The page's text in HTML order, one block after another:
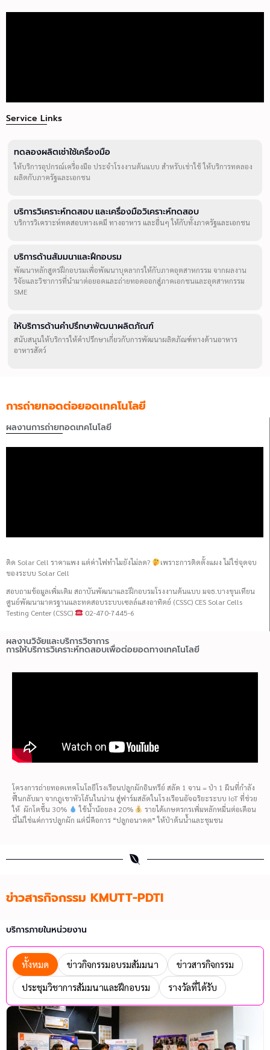
Service Links
ทดลองผลิตเช่าใช้เครื่องมือ
ให้บริการอุปกรณ์เครื่องมือ ประจำโรงงานต้นแบบ สำหรับเช่าใช้ ให้บริการทดลอง
ผลิตกับภาครัฐและเอกชน
บริการวิเคราะห์ทดสอบ และเครื่องมือวิเคราะห์ทดสอบ
บริการวิเคราะห์ทดสอบทางเคมี ทางอาหาร และอื่นๆ ให้กับทั้งภาครัฐและเอกชน
บริการด้านสัมมนาและฝึกอบรม
พัฒนาหลักสูตรฝึกอบรมเพื่อพัฒนาบุคลากรให้กับภาคอุตสาหกรรม จากผลงาน
วิจัยและวิชาการที่นำมาต่อยอดและถ่ายทอดออกสู่ภาคเอกชนและอุตสาหกรรม
SME
ให้บริการด้านคำปรึกษาพัฒนาผลิตภัณฑ์
สนับสนุนให้บริการให้คำปรึกษาเกี่ยวกับการพัฒนาผลิตภัณฑ์ทางด้านอาหาร
อาหารสัตว์
การถ่ายทอดต่อยอดเทคโนโลยี
ผลงานการถ่ายทอดเทคโนโลยี
ติด Solar Cell ราคาแพง แต่ค่าไฟทำไมยังไม่ลด?
เพราะการติดตั้งแผง ไม่ใช่จุดจบ
ของระบบ Solar Cell
สอบถามข้อมูลเพิ่มเติม สถาบันพัฒนาและฝึกอบรมโรงงานต้นแบบ มจธ.บางขุนเทียน
ศูนย์พัฒนามาตรฐานและทดสอบระบบเซลล์แสงอาทิตย์ (CSSC) CES Solar Cells
Testing Center (CSSC)
02-470-7445-6
ผลงานวิจัยและบริการวิชาการ
การให้บริการวิเคราะห์ทดสอบเพื่อต่อยอดทางเทคโนโลยี
โครงการถ่ายทอดเทคโนโลยีโรงเรือนปลูกผักอินทรีย์ สลัด 1 จาน = ป่า 1 ผืนที่กำลัง
ฟื้นกลับมา จากภูเขาหัวโล้นในน่าน สู่ฟาร์มสลัดในโรงเรือนอัจฉริยะระบบ IoT ที่ช่วย
ให้ ผักโตขึ้น 30%
ใช้น้ำน้อยลง 20%
รายได้เกษตรกรเพิ่มหลักหมื่นต่อเดือน
นี่ไม่ใช่แค่การปลูกผัก แต่นี่คือการ “ปลูกอนาคต” ให้ป่าต้นน้ำและชุมชน
ข่าวสารกิจกรรม KMUTT-PDTI
บริการภายในหน่วยงาน
ทั้งหมด ข่าวกิจกรรมอบรมสัมมนา
ข่าวสารกิจกรรม
ประชุมวิชาการสัมมนาและฝึกอบรม
รางวัลที่ได้รับ